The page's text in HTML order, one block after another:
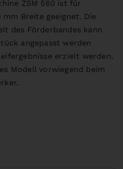
ZSM 560 ist für
mm Breite geeignet. Die
des Förderbandes kann
angepasst werden
erzielt werden.
Modell vorwiegend beim